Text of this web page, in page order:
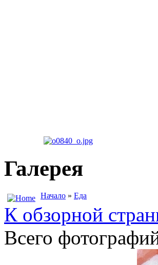
Галерея
Начало » Еда
К обзорной
Всего